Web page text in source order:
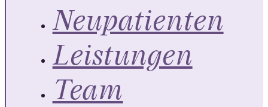
Neupatienten
Leistungen
Team